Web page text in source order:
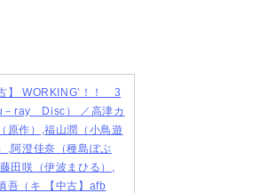
古】 WORKING’！！ 3
－ray Disc） ／高津カ
原作）,福山潤（小鳥遊
,阿澄佳奈（種島ぽぷ
田咲（伊波まひる）,
吾（キ 【中古】afb